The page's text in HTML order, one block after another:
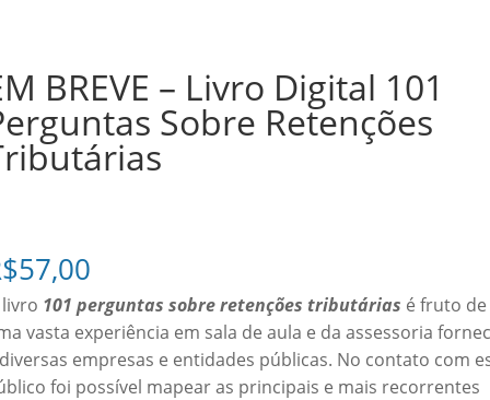
BREVE – Livro Digital 101
Sobre Retenções
57,00
101 perguntas sobre retenções tributárias é fruto de
vasta experiência em sala de aula e da assessoria
empresas e entidades públicas. No contato com
foi possível mapear as principais e mais recorrentes